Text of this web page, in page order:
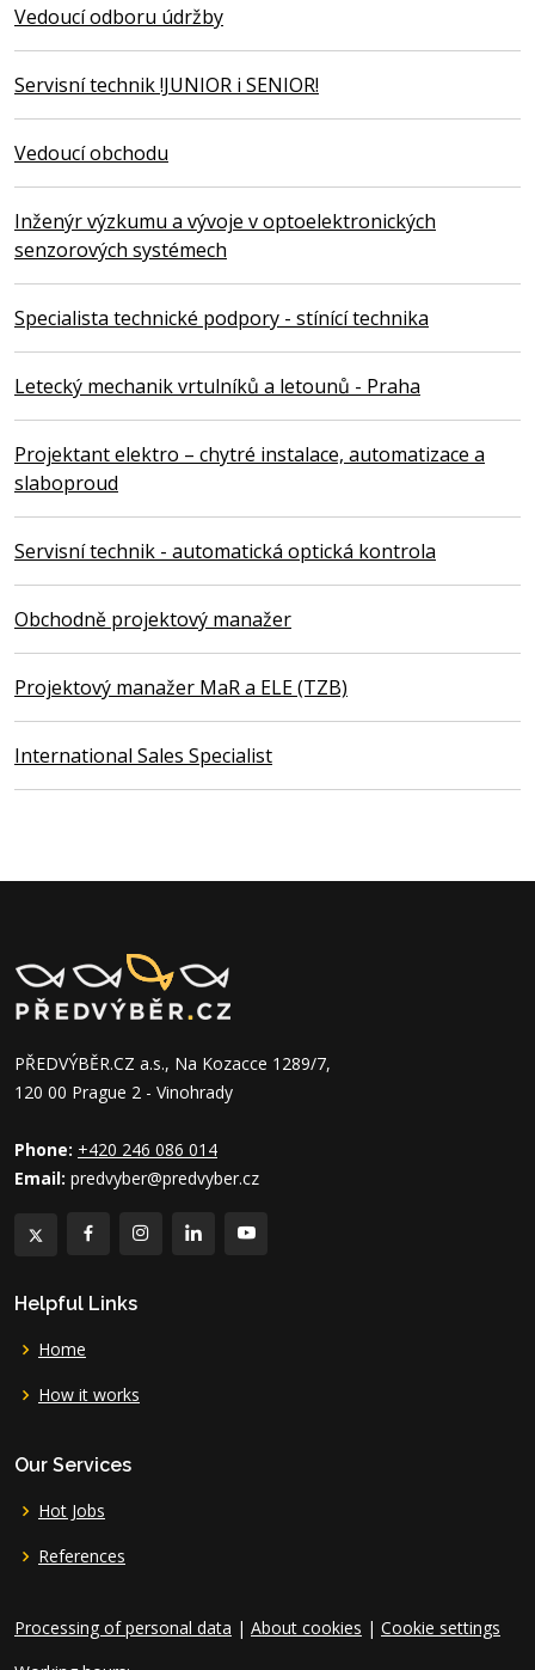
Vedoucí odboru údržby
Servisní technik !JUNIOR i SENIOR!
Vedoucí obchodu
Inženýr výzkumu a vývoje v optoelektronických
senzorových systémech
Specialista technické podpory - stínící technika
Letecký mechanik vrtulníků a letounů - Praha
Projektant elektro – chytré instalace, automatizace a
slaboproud
Servisní technik - automatická optická kontrola
Obchodně projektový manažer
Projektový manažer MaR a ELE (TZB)
International Sales Specialist
PŘEDVÝBĚR.CZ a.s., Na Kozacce 1289/7,
120 00 Prague 2 - Vinohrady
Phone: +420 246 086 014
Email: predvyber@predvyber.cz
Helpful Links
Home
How it works
Our Services
Hot Jobs
References
Processing of personal data | About cookies | Cookie settings